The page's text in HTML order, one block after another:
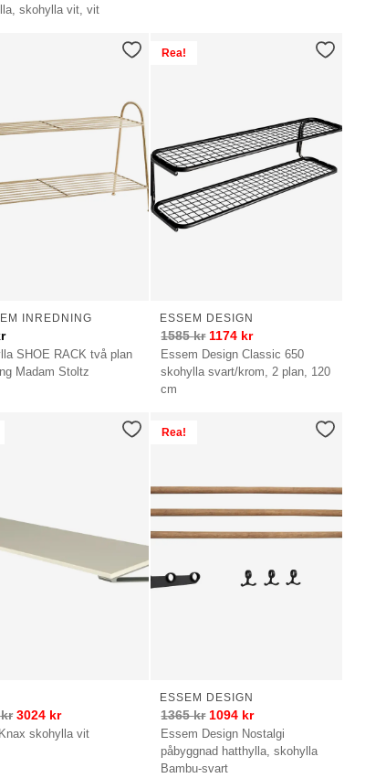
skohylla vit, vit
SHOE RACK två plan
Madam Stoltz
INREDNING
Rea!
Essem Design Classic 650
skohylla svart/krom, 2 plan, 120
cm
ESSEM DESIGN
1585kr 1174 kr
skohylla vit
kr 3024 kr
Rea!
Essem Design Nostalgi
påbyggnad hatthylla, skohylla
Bambu-svart
ESSEM DESIGN
1365kr 1094 kr